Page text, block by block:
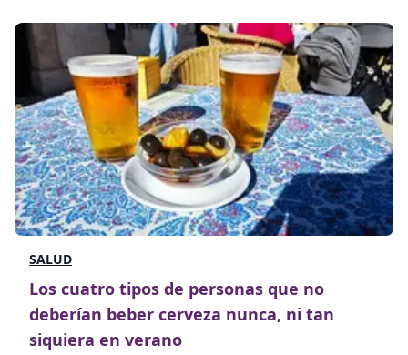
SALUD
Los cuatro tipos de personas que no
deberían beber cerveza nunca, ni tan
siquiera en verano